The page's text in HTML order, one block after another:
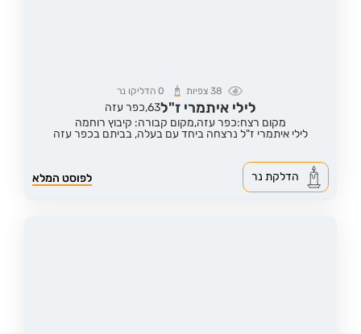
38צפיות 0 הדליקו נר
לילי איתמרי ז"ל63, כפר עזה
מקום רצח:כפר עזה,מקום קבורה: קיבוץ רוחמה
לילי איתמרי ז"ל נרצחה ביחד עם בעלה, בביתם בכפר עזה
לפוסט המלא הדלקת נר